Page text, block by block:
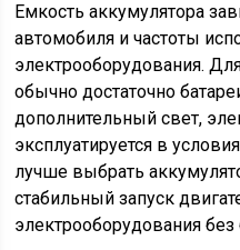
Емкость аккумулятора
автомобиля и частоты
электрооборудования.
обычно достаточно
дополнительный свет,
эксплуатируется в
лучше выбрать
стабильный запуск
электрооборудования